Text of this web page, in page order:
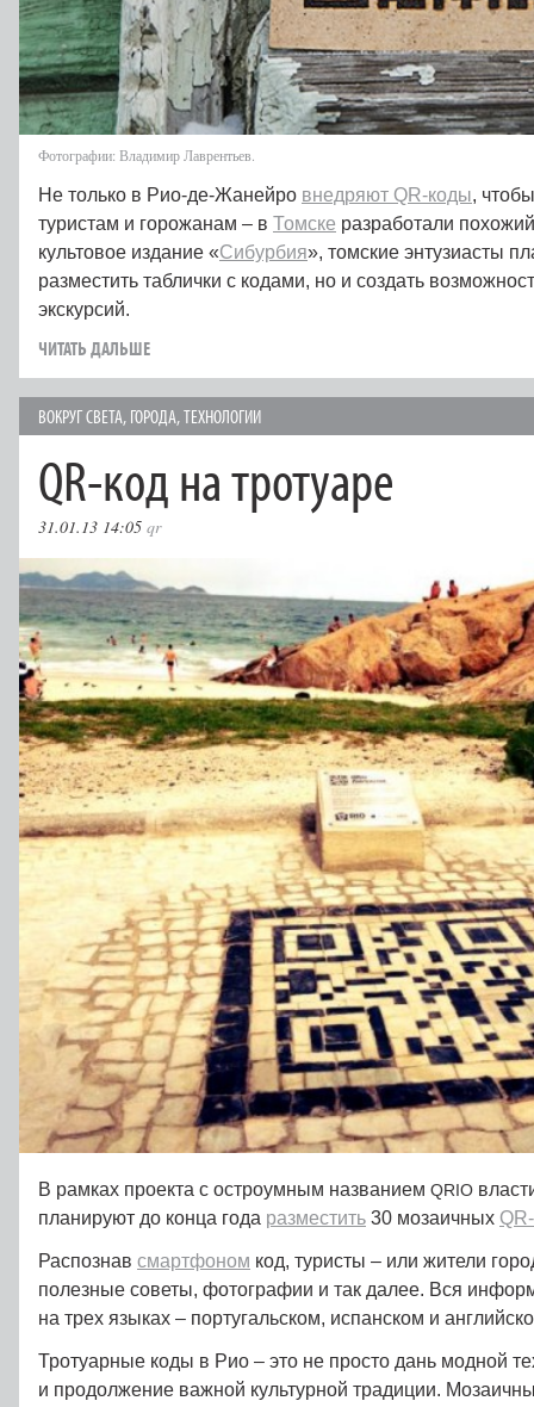
Фотографии: Владимир Лаврентьев.
Не только в Рио-де-Жанейро внедряют QR-коды,
туристам и горожанам – в Томске разработали
культовое издание «Сибурбия», томские энтузиасты
разместить таблички с кодами, но и создать
экскурсий.
ЧИТАТЬ ДАЛЬШЕ
ВОКРУГ СВЕТА, ГОРОДА,ТЕХНОЛОГИИ
QR-код на тротуаре
31.01.13 14:05 qr
В рамках проекта с остроумным названием QRIO
планируют до конца года разместить 30 мозаичных
Распознав смартфоном код, туристы – или жители
полезные советы, фотографии и так далее. Вся
на трех языках – португальском, испанском и
Тротуарные коды в Рио – это не просто дань модной
и продолжение важной культурной традиции.